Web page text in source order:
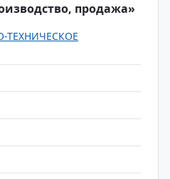
продажа»